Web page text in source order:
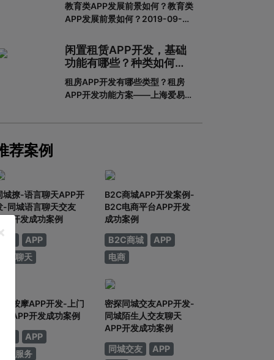
并不复杂，接下来就带大家一起看
一下一套完整的APP开发流程包含
0
教育类APP发展前景如何？教育类
APP发展前景如何？2019-09-
构搭建的一个智能化、个性化、信
息化的网络展示平台。在线教育春
天真的来了吗？据调查，截至
2018年6月，我国网民规模达
8.02亿，普及率57.7%。其中，手
闲置租赁APP开发，基础
功能有哪些？种类如何划
分？
租房APP开发有哪些类型？租房
APP开发功能方案——上海爱易租
生。从衣服、玩具到数码家电，再
荐案例
城撩-语言聊天APP开
-同城语言聊天交友
APP开发成功案例
APP
语言聊天
B2C商城APP开发案例-
B2C电商平台APP开发
成功案例
B2C商城
APP
电商
上门按摩APP开发-上门
服务APP开发成功案例
APP
上门服务
密探同城交友APP开发-
同城陌生人交友聊天
APP开发成功案例
同城交友
APP